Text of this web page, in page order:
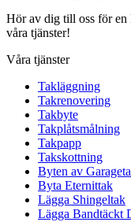
Hör av dig till oss för en
våra tjänster!
Våra tjänster
Takläggning
Takrenovering
Takbyte
Takplåtsmålning
Takpapp
Takskottning
Byten av
Byta Eternittak
Lägga Shingeltak
Lägga Bandtäckt